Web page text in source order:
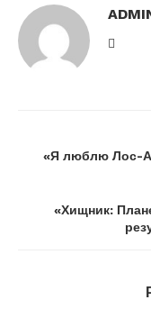
«Я люблю Лос-
«Хищник: